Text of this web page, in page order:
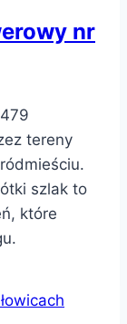
nr
tereny
szlak to
które